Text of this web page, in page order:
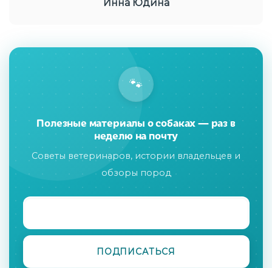
Инна Юдина
🐾
Полезные материалы о собаках — раз в
неделю на почту
Советы ветеринаров, истории владельцев и
обзоры пород